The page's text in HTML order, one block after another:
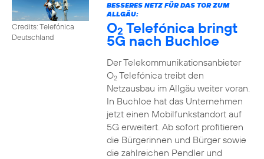
Credits: Telefónica
Deutschland
BESSERES NETZ FÜR DAS TOR ZUM
ALLGÄU:
O2 Telefónica bringt
5G nach Buchloe
Der Telekommunikationsanbieter
O2Telefónica treibt den
Netzausbau im Allgäu weiter voran.
In Buchloe hat das Unternehmen
jetzt einen Mobilfunkstandort auf
5G erweitert. Ab sofort profitieren
die Bürgerinnen und Bürger sowie
die zahlreichen Pendler und